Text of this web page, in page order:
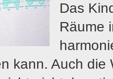
Das
Räume
kann. Auch